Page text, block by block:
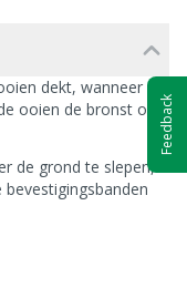
dekt, wanneer
ooien de bronst op
de grond te slepen,
Feedback